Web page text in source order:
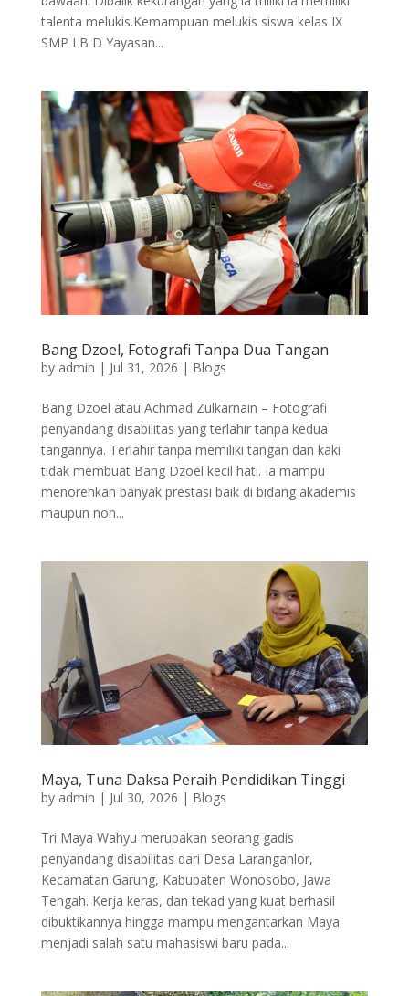
talenta melukis.Kemampuan melukis siswa kelas IX
SMP LB D Yayasan...
Bang Dzoel, Fotografi Tanpa Dua Tangan
by admin | Jul 31, 2026 | Blogs
Bang Dzoel atau Achmad Zulkarnain – Fotografi
penyandang disabilitas yang terlahir tanpa kedua
tangannya. Terlahir tanpa memiliki tangan dan kaki
tidak membuat Bang Dzoel kecil hati. Ia mampu
menorehkan banyak prestasi baik di bidang akademis
maupun non...
Maya, Tuna Daksa Peraih Pendidikan Tinggi
by admin | Jul 30, 2026 | Blogs
Tri Maya Wahyu merupakan seorang gadis
penyandang disabilitas dari Desa Laranganlor,
Kecamatan Garung, Kabupaten Wonosobo, Jawa
Tengah. Kerja keras, dan tekad yang kuat berhasil
dibuktikannya hingga mampu mengantarkan Maya
menjadi salah satu mahasiswi baru pada...